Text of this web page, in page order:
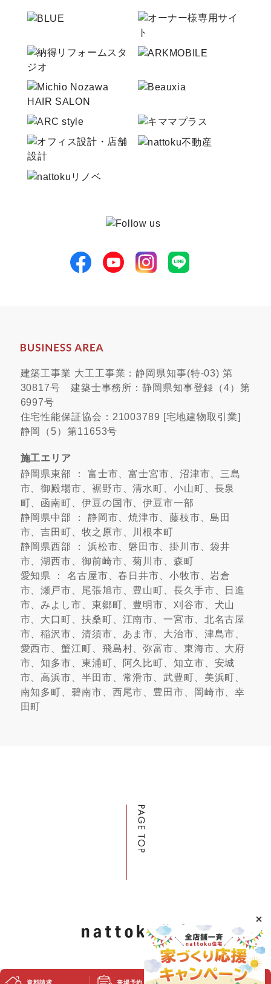
建築工事業 大工工事業：静岡県知事(特-03) 第
30817号 建築士事務所：静岡県知事登録（4）第
6997号
住宅性能保証協会：21003789 [宅地建物取引業]
静岡（5）第11653号
施工エリア
静岡県東部 ： 富士市、富士宮市、沼津市、三島
市、御殿場市、裾野市、清水町、小山町、長泉
町、函南町、伊豆の国市、伊豆市一部
静岡県中部 ： 静岡市、焼津市、藤枝市、島田
市、吉田町、牧之原市、川根本町
静岡県西部 ： 浜松市、磐田市、掛川市、袋井
市、湖西市、御前崎市、菊川市、森町
愛知県 ： 名古屋市、春日井市、小牧市、岩倉
市、瀬戸市、尾張旭市、豊山町、長久手市、日進
市、みよし市、東郷町、豊明市、刈谷市、犬山
市、大口町、扶桑町、江南市、一宮市、北名古屋
市、稲沢市、清須市、あま市、大治市、津島市、
愛西市、蟹江町、飛島村、弥富市、東海市、大府
市、知多市、東浦町、阿久比町、知立市、安城
市、高浜市、半田市、常滑市、武豊町、美浜町、
南知多町、碧南市、西尾市、豊田市、岡崎市、幸
田町